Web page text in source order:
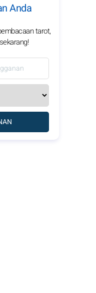
Anda
tarot,